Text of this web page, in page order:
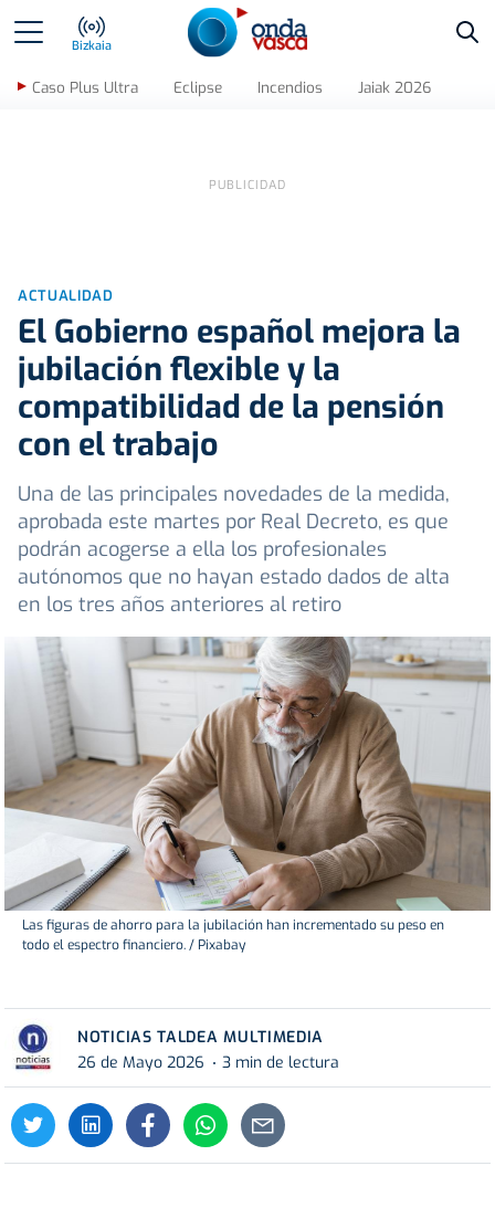
Bizkaia
Caso Plus Ultra Eclipse Incendios Jaiak 2026
ACTUALIDAD
El Gobierno español mejora la
jubilación flexible y la
compatibilidad de la pensión
con el trabajo
Una de las principales novedades de la medida,
aprobada este martes por Real Decreto, es que
podrán acogerse a ella los profesionales
autónomos que no hayan estado dados de alta
en los tres años anteriores al retiro
Las figuras de ahorro para la jubilación han incrementado su peso en
todo el espectro financiero. / Pixabay
NOTICIAS TALDEA MULTIMEDIA
26 de Mayo 2026
3 min de lectura